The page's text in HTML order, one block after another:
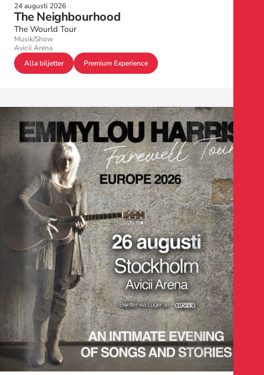
24 augusti 2026
The Neighbourhood
The Wourld Tour
Musik/Show
Avicii Arena
Alla biljetter
Premium Experience